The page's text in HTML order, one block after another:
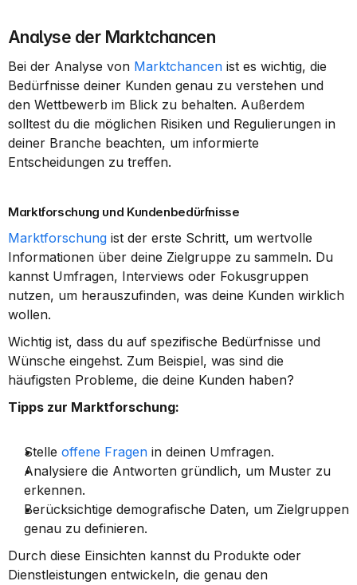
Analyse der Marktchancen
Bei der Analyse von Marktchancen ist es wichtig, die
Bedürfnisse deiner Kunden genau zu verstehen und
den Wettbewerb im Blick zu behalten. Außerdem
solltest du die möglichen Risiken und Regulierungen in
deiner Branche beachten, um informierte
Entscheidungen zu treffen.
Marktforschung und Kundenbedürfnisse
Marktforschung ist der erste Schritt, um wertvolle
Informationen über deine Zielgruppe zu sammeln. Du
kannst Umfragen, Interviews oder Fokusgruppen
nutzen, um herauszufinden, was deine Kunden wirklich
wollen.
Wichtig ist, dass du auf spezifische Bedürfnisse und
Wünsche eingehst. Zum Beispiel, was sind die
häufigsten Probleme, die deine Kunden haben?
Tipps zur Marktforschung:
Stelle offene Fragen in deinen Umfragen.
Analysiere die Antworten gründlich, um Muster zu
erkennen.
Berücksichtige demografische Daten, um Zielgruppen
genau zu definieren.
Durch diese Einsichten kannst du Produkte oder
Dienstleistungen entwickeln, die genau den